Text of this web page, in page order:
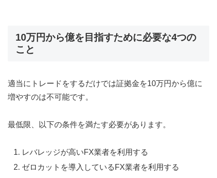
10万円から億を目指すために必要な4つの
こと
適当にトレードをするだけでは証拠金を10万円から億に
増やすのは不可能です。
最低限、以下の条件を満たす必要があります。
レバレッジが高いFX業者を利用する
ゼロカットを導入しているFX業者を利用する